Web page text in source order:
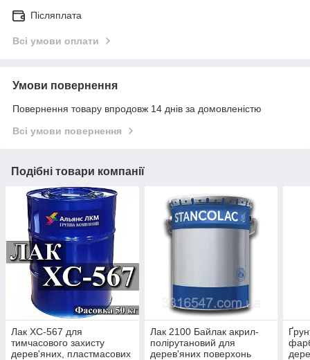
Післяплата
Всі умови оплати
Умови повернення
Повернення товару впродовж 14 днів за домовленістю
Всі умови повернення
Подібні товари компанії
Лак ХC-567 для
тимчасового захисту
дерев'яних, пластмасових
Лак 2100 Байлак акрил-
полірутановий для
дерев'яних поверхонь